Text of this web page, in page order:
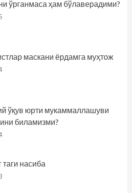
ўрганмаса ҳам бўлаверадими?
маскани ёрдамга муҳтож
ўқув юрти мукаммаллашуви
биламизми?
таги насиба